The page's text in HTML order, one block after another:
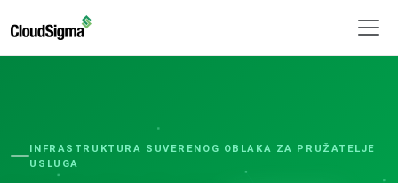
INFRASTRUKTURA SUVERENOG OBLAKA ZA PRUŽATELJE
USLUGA